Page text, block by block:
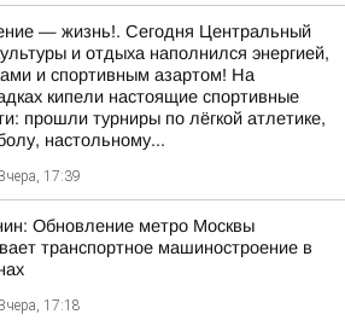
— жизнь!. Сегодня Центральный
и отдыха наполнился энергией,
и спортивным азартом! На
кипели настоящие спортивные
прошли турниры по лёгкой атлетике,
настольному...
Вчера, 17:39
Обновление метро Москвы
транспортное машиностроение в
Вчера, 17:18